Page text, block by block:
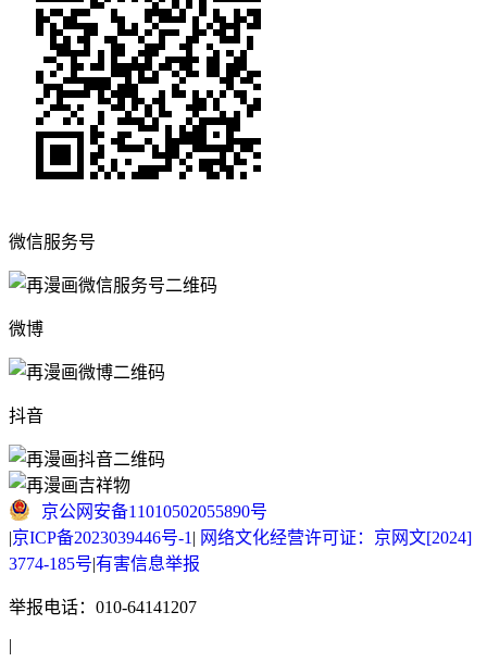
微信服务号
微博
抖音
京公网安备11010502055890号
|京ICP备2023039446号-1 | 网络文化经营许可证：京网文[2024]
3774-185号|有害信息举报
举报电话：010-64141207
|